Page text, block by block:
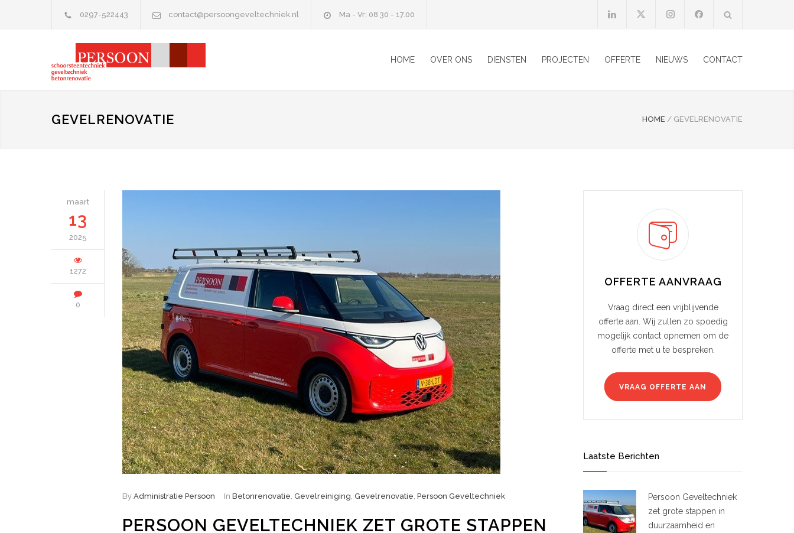
0297-522443 contact@persoongeveltechniek.nl Ma - Vr: 08.30 - 17.00
HOME OVER ONS DIENSTEN PROJECTEN OFFERTE NIEUWS CONTACT
GEVELRENOVATIE HOME / GEVELRENOVATIE
maart
13
2025
1272
0
By Administratie Persoon In Betonrenovatie, Gevelreiniging, Gevelrenovatie, Persoon Geveltechniek
PERSOON GEVELTECHNIEK ZET GROTE STAPPEN
OFFERTE AANVRAAG
Vraag direct een vrijblijvende
offerte aan. Wij zullen zo spoedig
mogelijk contact opnemen om de
offerte met u te bespreken.
VRAAG OFFERTE AAN
Laatste Berichten
Persoon Geveltechniek
zet grote stappen in
duurzaamheid en